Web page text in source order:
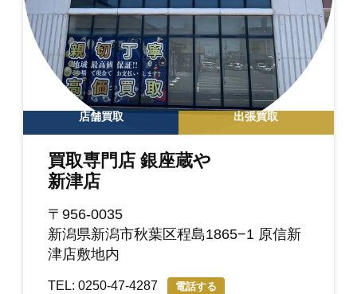
店舗買取 出張買取
買取専門店 銀座蔵や
新津店
〒956-0035
新潟県新潟市秋葉区程島1865−1 原信新
津店敷地内
TEL: 0250-47-4287 電話する